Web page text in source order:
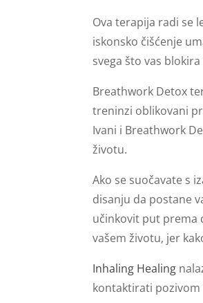
Ova terapija radi se
iskonsko čišćenje
svega što vas
Breathwork Detox
treninzi oblikovani
Ivani i Breathwork
životu.
Ako se suočavate s
disanju da postane
učinkovit put prema
vašem životu, jer
Inhaling Healing
kontaktirati